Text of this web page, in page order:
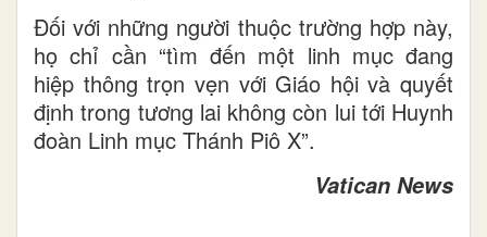
Đối với những người thuộc trường hợp này,
họ chỉ cần “tìm đến một linh mục đang
hiệp thông trọn vẹn với Giáo hội và quyết
định trong tương lai không còn lui tới Huynh
đoàn Linh mục Thánh Piô X”.
Vatican News